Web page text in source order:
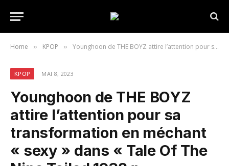
Home » KPOP » Younghoon de THE BOYZ attire l’attention pour sa transformation en méchant « sexy » dans « Tale Of The Nine Tailed 1938 »
KPOP MAI 8, 2023
Younghoon de THE BOYZ
attire l’attention pour sa
transformation en méchant
« sexy » dans « Tale Of The